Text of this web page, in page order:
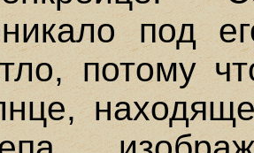
под
потому